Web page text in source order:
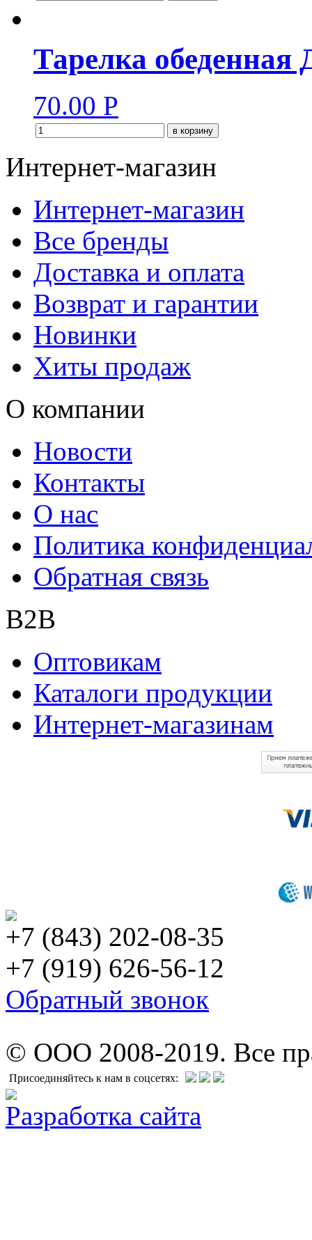
Тарелка
70.00 Р
в корзину
Интернет-магазин
Интернет-магазин
Все бренды
Доставка и оплата
Возврат и гарантии
Новинки
Хиты продаж
О компании
Новости
Контакты
О нас
Политика
Обратная связь
B2B
Оптовикам
Каталоги продукции
Интернет-магазинам
+7 (843) 202-08-35
+7 (919) 626-56-12
Обратный звонок
© ООО 2008-2019. Все
Присоединяйтесь к нам в соцсетях:
Разработка сайта